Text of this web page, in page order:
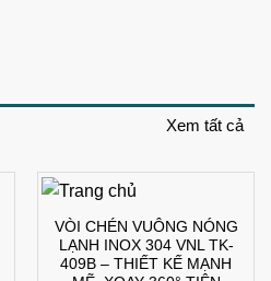
Xem tất cả
VÒI CHÉN VUÔNG NÓNG
LẠNH INOX 304 VNL TK-
409B – THIẾT KẾ MẠNH